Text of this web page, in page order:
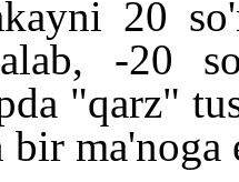
20
-20
"qarz"
ma'noga